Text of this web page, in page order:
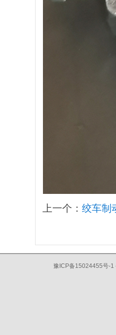
上一个： 绞车制
豫ICP备15024455号-